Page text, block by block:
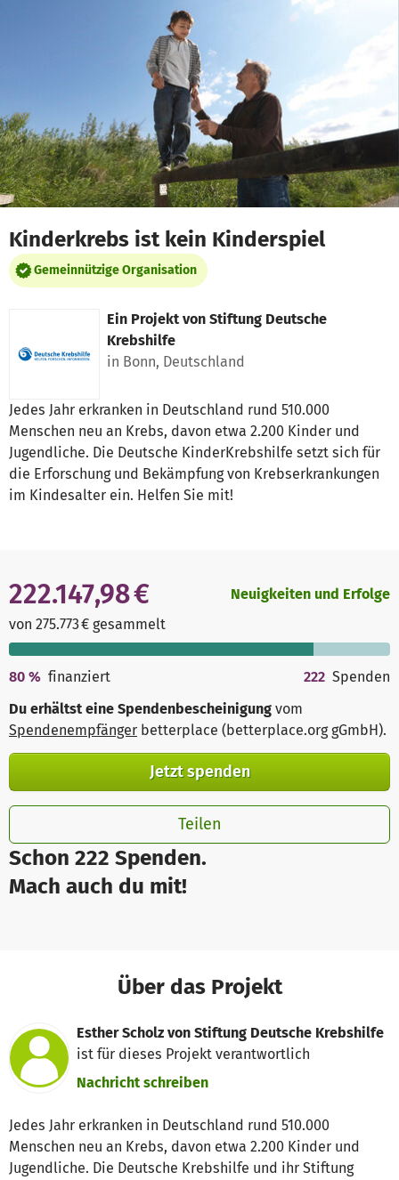
Erklärung zur Barrierefreiheit anzeigen
Kinderkrebs ist kein Kinderspiel
Gemeinnützige Organisation
Ein Projekt von Stiftung Deutsche
Krebshilfe
in Bonn, Deutschland
Jedes Jahr erkranken in Deutschland rund 510.000
Menschen neu an Krebs, davon etwa 2.200 Kinder und
Jugendliche. Die Deutsche KinderKrebshilfe setzt sich für
die Erforschung und Bekämpfung von Krebserkrankungen
im Kindesalter ein. Helfen Sie mit!
Schon 222 Spenden.
Mach auch du mit!
222.147,98 €
von 275.773 € gesammelt
Neuigkeiten und Erfolge
80 % finanziert 222 Spenden
Du erhältst eine Spendenbescheinigung vom
Spendenempfänger betterplace (betterplace.org gGmbH).
Jetzt spenden
Teilen
Über das Projekt
Esther Scholz von Stiftung Deutsche Krebshilfe
ist für dieses Projekt verantwortlich
Nachricht schreiben
Jedes Jahr erkranken in Deutschland rund 510.000
Menschen neu an Krebs, davon etwa 2.200 Kinder und
Jugendliche. Die Deutsche Krebshilfe und ihr Stiftung